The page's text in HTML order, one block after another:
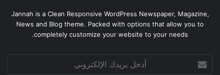
Jannah is a Clean Responsive WordPress Newspaper, Magazine,
News and Blog theme. Packed with options that allow you to
completely customize your website to your needs.
بريدك